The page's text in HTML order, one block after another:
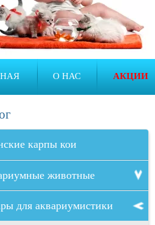
О НАС АКЦИИ
карпы кои
животные
для аквариумистики